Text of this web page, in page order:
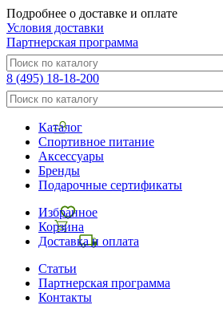
Подробнее о доставке и оплате
Условия доставки
Партнерская программа
8 (495) 18-18-200
Каталог
Спортивное питание
Аксессуары
Бренды
Подарочные сертификаты
Избранное
Корзина
Доставка и оплата
Статьи
Партнерская программа
Контакты